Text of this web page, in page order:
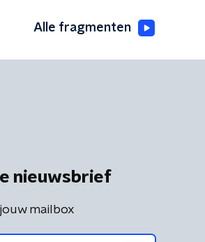
Alle fragmenten
nieuwsbrief
mailbox